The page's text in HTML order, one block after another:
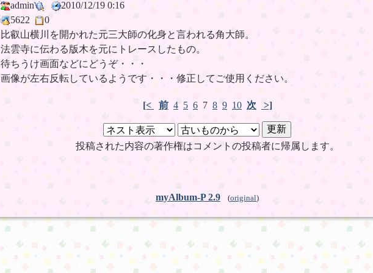
admin
2010/12/19 0:16
5622
0
比叡山横川を開かれた元三大師の化身と言われる角大師。
法雲寺に伝わる版木を元にトレースしたもの。
待ちうけ画面などにどうぞ・・・
画像が左右反転しているようです・・・修正してご使用ください。
[< 前 4 5 67 8 9 10 次 >]
投稿された内容の著作権はコメントの投稿者に帰属します。
myAlbum-P 2.9 (original)